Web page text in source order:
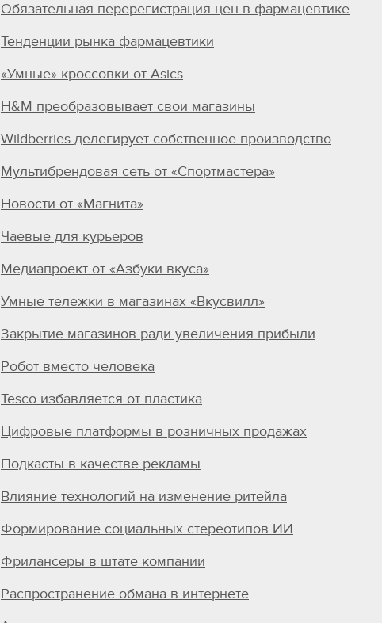
Обязательная перерегистрация цен в фармацевтике
Тенденции рынка фармацевтики
«Умные» кроссовки от Asics
H&M преобразовывает свои магазины
Wildberries делегирует собственное производство
Мультибрендовая сеть от «Спортмастера»
Новости от «Магнита»
Чаевые для курьеров
Медиапроект от «Азбуки вкуса»
Умные тележки в магазинах «Вкусвилл»
Закрытие магазинов ради увеличения прибыли
Робот вместо человека
Tesco избавляется от пластика
Цифровые платформы в розничных продажах
Подкасты в качестве рекламы
Влияние технологий на изменение ритейла
Формирование социальных стереотипов ИИ
Фрилансеры в штате компании
Распространение обмана в интернете